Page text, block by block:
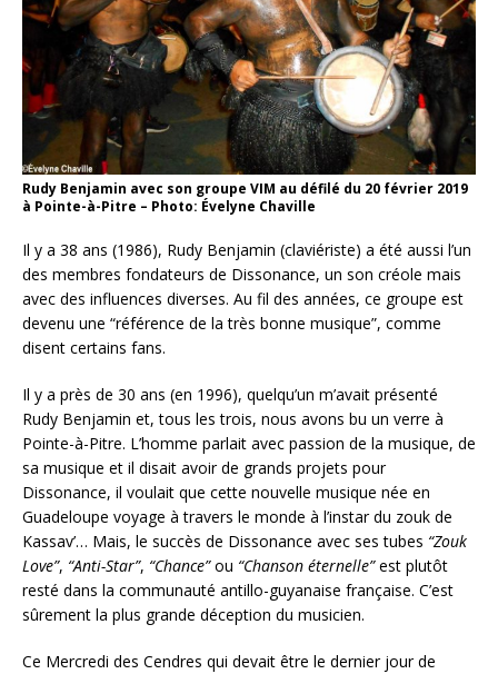
Rudy Benjamin avec son groupe VIM au défilé du 20 février 2019
à Pointe-à-Pitre – Photo: Évelyne Chaville
Il y a 38 ans (1986), Rudy Benjamin (claviériste) a été aussi l’un
des membres fondateurs de Dissonance, un son créole mais
avec des influences diverses. Au fil des années, ce groupe est
devenu une “référence de la très bonne musique”, comme
disent certains fans.
Il y a près de 30 ans (en 1996), quelqu’un m’avait présenté
Rudy Benjamin et, tous les trois, nous avons bu un verre à
Pointe-à-Pitre. L’homme parlait avec passion de la musique, de
sa musique et il disait avoir de grands projets pour
Dissonance, il voulait que cette nouvelle musique née en
Guadeloupe voyage à travers le monde à l’instar du zouk de
Kassav’… Mais, le succès de Dissonance avec ses tubes “Zouk
Love”, “Anti-Star”, “Chance”ou “Chanson éternelle”est plutôt
resté dans la communauté antillo-guyanaise française. C’est
sûrement la plus grande déception du musicien.
Ce Mercredi des Cendres qui devait être le dernier jour de